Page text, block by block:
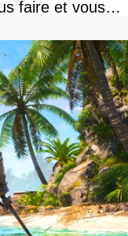
faire et vous